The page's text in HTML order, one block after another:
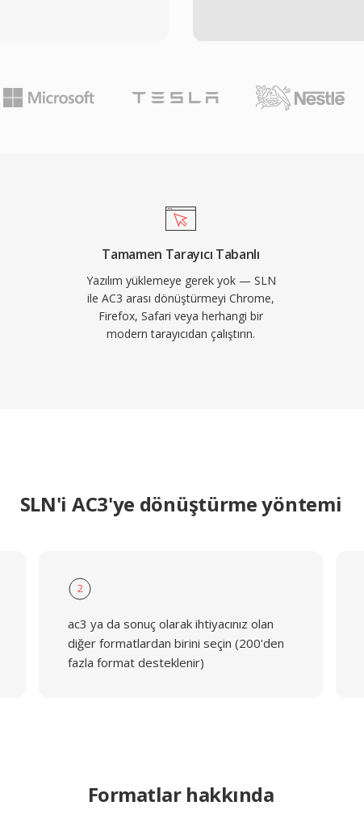
taşıyan çok kanallı
kanalı sayesinde
oynatılmasını
Tamamen Tarayıcı Tabanlı
Yazılım yüklemeye gerek yok — SLN
ile AC3 arası dönüştürmeyi Chrome,
Firefox, Safari veya herhangi bir
modern tarayıcıdan çalıştırın.
SLN'i AC3'ye dönüştürme yöntemi
2
ac3 ya da sonuç olarak ihtiyacınız olan
diğer formatlardan birini seçin (200'den
fazla format desteklenir)
Formatlar hakkında